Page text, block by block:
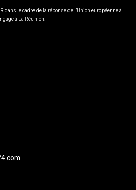
dans le cadre de la réponse de l’Union européenne à
à La Réunion.